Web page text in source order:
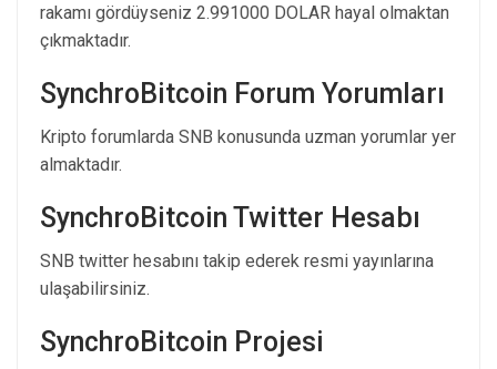
rakamı gördüyseniz 2.991000 DOLAR hayal olmaktan
çıkmaktadır.
SynchroBitcoin Forum Yorumları
Kripto forumlarda SNB konusunda uzman yorumlar yer
almaktadır.
SynchroBitcoin Twitter Hesabı
SNB twitter hesabını takip ederek resmi yayınlarına
ulaşabilirsiniz.
SynchroBitcoin Projesi